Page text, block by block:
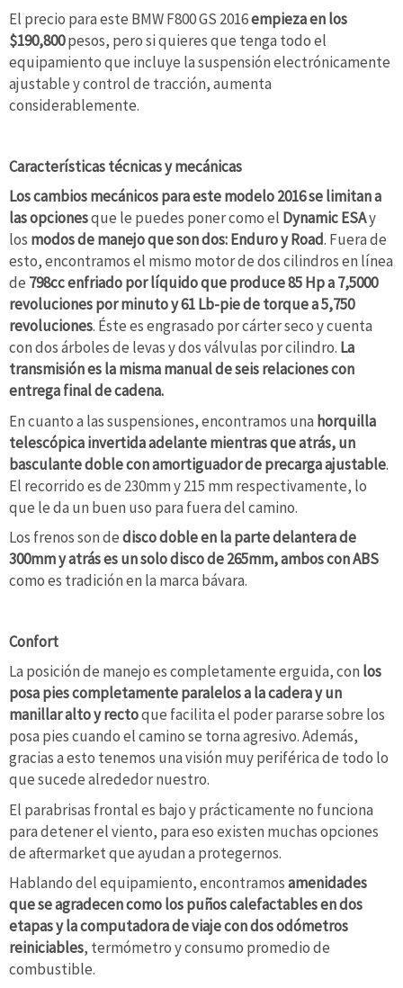
El precio para este BMW F800 GS 2016empieza en los
$190,800pesos, pero si quieres que tenga todo el
equipamiento que incluye la suspensión electrónicamente
ajustable y control de tracción, aumenta
considerablemente.
Características técnicas y mecánicas
Los cambios mecánicos para este modelo 2016 se limitan a
las opcionesque le puedes poner como el Dynamic ESAy
los modos de manejo que son dos: Enduro y Road. Fuera de
esto, encontramos el mismo motor de dos cilindros en línea
de 798cc enfriado por líquido que produce 85 Hp a 7,5000
revoluciones por minuto y 61 Lb-pie de torque a 5,750
revoluciones. Éste es engrasado por cárter seco y cuenta
con dos árboles de levas y dos válvulas por cilindro. La
transmisión es la misma manual de seis relaciones con
entrega final de cadena.
En cuanto a las suspensiones, encontramos una horquilla
telescópica invertida adelante mientras que atrás, un
basculante doble con amortiguador de precarga ajustable.
El recorrido es de 230mm y 215 mm respectivamente, lo
que le da un buen uso para fuera del camino.
Los frenos son dedisco doble en la parte delantera de
300mm y atrás es un solo disco de 265mm, ambos con ABS
como es tradición en la marca bávara.
Confort
La posición de manejo es completamente erguida, con los
posa pies completamente paralelos a la cadera y un
manillar alto y rectoque facilita el poder pararse sobre los
posa pies cuando el camino se torna agresivo. Además,
gracias a esto tenemos una visión muy periférica de todo lo
que sucede alrededor nuestro.
El parabrisas frontal es bajo y prácticamente no funciona
para detener el viento, para eso existen muchas opciones
de aftermarket que ayudan a protegernos.
Hablando del equipamiento, encontramosamenidades
que se agradecen como los puños calefactables en dos
etapas y la computadora de viaje con dos odómetros
reiniciables, termómetro y consumo promedio de
combustible.